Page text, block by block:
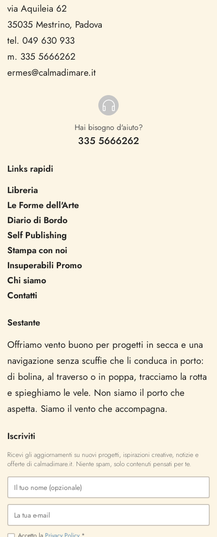
via Aquileia 62
35035 Mestrino, Padova
tel. 049 630 933
m. 335 5666262
ermes@calmadimare.it
Hai bisogno d'aiuto?
335 5666262
Links rapidi
Libreria
Le Forme dell'Arte
Diario di Bordo
Self Publishing
Stampa con noi
Insuperabili Promo
Chi siamo
Contatti
Sestante
Offriamo vento buono per progetti in secca e una
navigazione senza scuffie che li conduca in porto:
di bolina, al traverso o in poppa, tracciamo la rotta
e spieghiamo le vele. Non siamo il porto che
aspetta. Siamo il vento che accompagna.
Iscriviti
Ricevi gli aggiornamenti su nuovi progetti, ispirazioni creative, notizie e
offerte di calmadimare.it. Niente spam, solo contenuti pensati per te.